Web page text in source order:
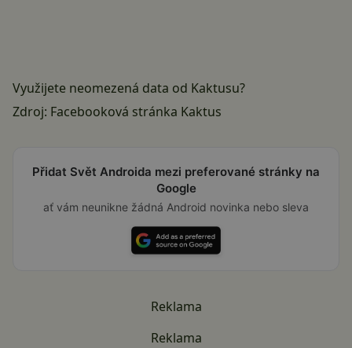
Využijete neomezená data od Kaktusu?
Zdroj: Facebooková stránka Kaktus
Přidat Svět Androida mezi preferované stránky na
Google
ať vám neunikne žádná Android novinka nebo sleva
Reklama
Reklama